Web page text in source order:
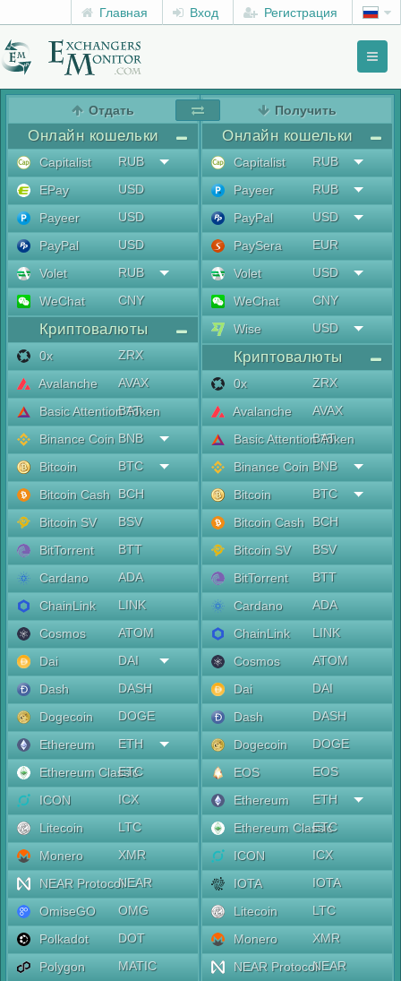
Главная Вход Регистрация
Отдать
Онлайн кошельки
Capitalist
RUB
EPay
USD
Payeer
USD
PayPal
USD
Volet
RUB
WeChat
CNY
Криптовалюты
0x
ZRX
Avalanche
AVAX
Basic Attention Token
BAT
Binance Coin BNB
Bitcoin
BTC
Bitcoin Cash
BCH
Bitcoin SV
BSV
BitTorrent
BTT
Cardano
ADA
ChainLink
LINK
Cosmos
ATOM
Dai
DAI
Dash
DASH
Dogecoin
DOGE
Ethereum
ETH
Ethereum Classic
ETC
ICON
ICX
Litecoin
LTC
Monero
XMR
NEAR ProtocolNEAR
OmiseGO
OMG
Polkadot
DOT
Polygon
MATIC
Получить
Онлайн кошельки
Capitalist
RUB
Payeer
RUB
PayPal
USD
PaySera
EUR
Volet
USD
WeChat
CNY
Wise
USD
Криптовалюты
0x
ZRX
Avalanche
AVAX
Basic Attention Token
BAT
Binance Coin BNB
Bitcoin
BTC
Bitcoin Cash
BCH
Bitcoin SV
BSV
BitTorrent
BTT
Cardano
ADA
ChainLink
LINK
Cosmos
ATOM
Dai
DAI
Dash
DASH
Dogecoin
DOGE
EOS
EOS
Ethereum
ETH
Ethereum Classic
ETC
ICON
ICX
IOTA
IOTA
Litecoin
LTC
Monero
XMR
NEAR ProtocolNEAR